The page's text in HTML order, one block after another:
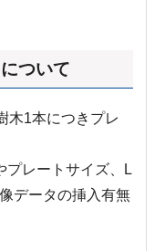
ついて
木1本につきプレ
レートサイズ、L
データの挿入有無